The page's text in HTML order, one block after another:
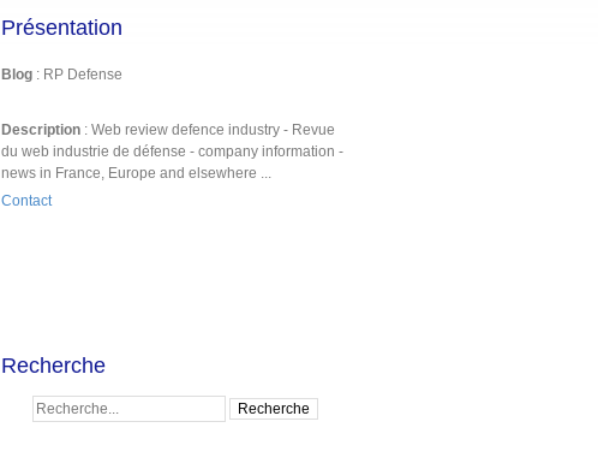
Présentation
Blog : RP Defense
Description : Web review defence industry - Revue
du web industrie de défense - company information -
news in France, Europe and elsewhere ...
Contact
Recherche